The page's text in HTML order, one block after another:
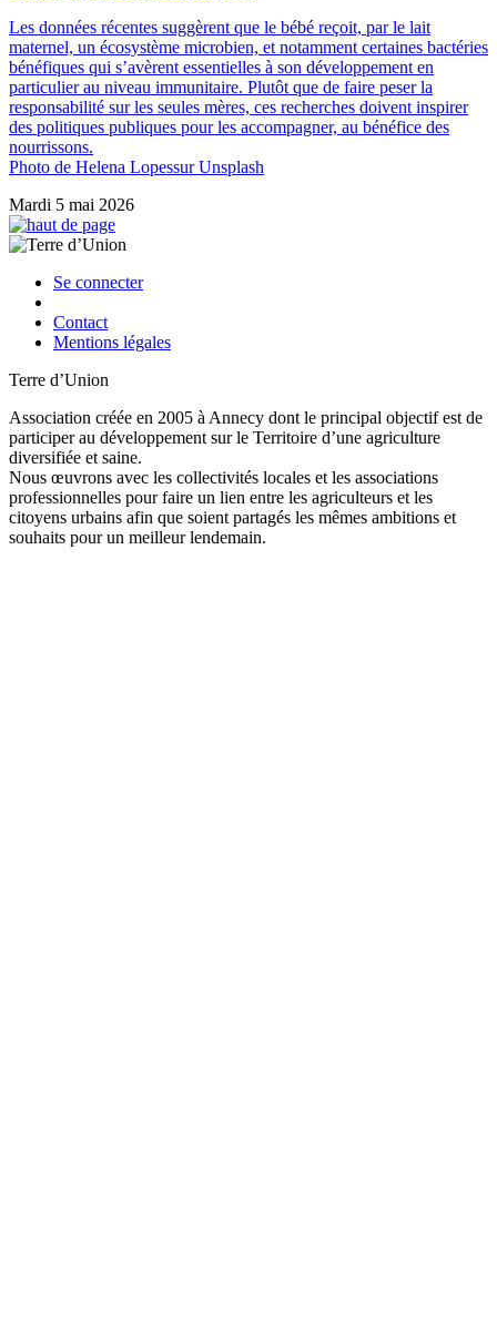
Les données récentes suggèrent que le bébé reçoit, par le lait
maternel, un écosystème microbien, et notamment certaines bactéries
bénéfiques qui s’avèrent essentielles à son développement en
particulier au niveau immunitaire. Plutôt que de faire peser la
responsabilité sur les seules mères, ces recherches doivent inspirer
des politiques publiques pour les accompagner, au bénéfice des
nourrissons.
Photo de Helena Lopessur Unsplash
Mardi 5 mai 2026
Se connecter
Contact
Mentions légales
Terre d’Union
Association créée en 2005 à Annecy dont le principal objectif est de
participer au développement sur le Territoire d’une agriculture
diversifiée et saine.
Nous œuvrons avec les collectivités locales et les associations
professionnelles pour faire un lien entre les agriculteurs et les
citoyens urbains afin que soient partagés les mêmes ambitions et
souhaits pour un meilleur lendemain.